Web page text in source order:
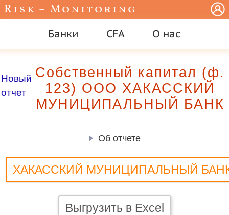
Risk – Monitoring
Банки CFA О нас
Новый
отчет
Собственный капитал (ф.
123) ООО ХАКАССКИЙ
МУНИЦИПАЛЬНЫЙ БАНК
Об отчете
ХАКАССКИЙ МУНИЦИПАЛЬНЫЙ
Выгрузить в Excel